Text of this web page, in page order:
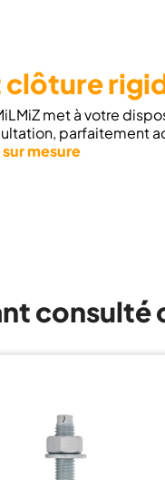
met à votre
parfaitement
mesure